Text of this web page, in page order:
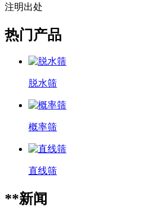
注明出处
热门产品
脱水筛
概率筛
直线筛
**新闻